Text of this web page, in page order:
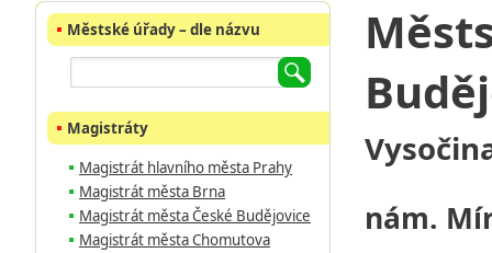
Městské úřady – dle názvu
Magistráty
Magistrát hlavního města Prahy
Magistrát města Brna
Magistrát města České Budějovice
Magistrát města Chomutova
nám.